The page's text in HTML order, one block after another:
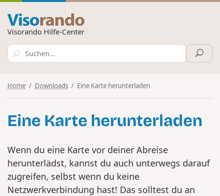
Visorando Hilfe-Center
Home Downloads Eine Karte herunterladen
Eine Karte herunterladen
Wenn du eine Karte vor deiner Abreise
herunterlädst, kannst du auch unterwegs darauf
zugreifen, selbst wenn du keine
Netzwerkverbindung hast! Das solltest du an